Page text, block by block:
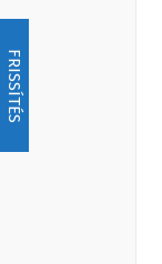
FRISSÍTÉS